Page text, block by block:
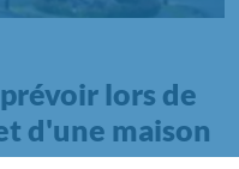
lors de
d'une maison